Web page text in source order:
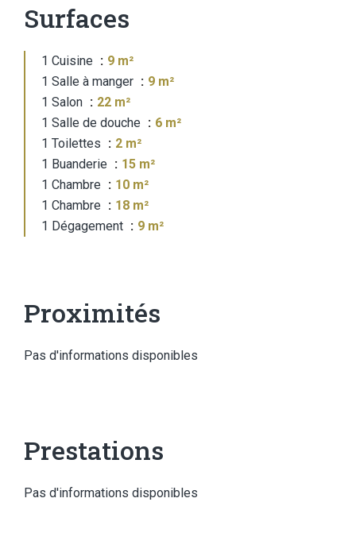
Surfaces
1 Cuisine
9 m²
1 Salle à manger
9 m²
1 Salon
22 m²
1 Salle de douche
6 m²
1 Toilettes
2 m²
1 Buanderie
15 m²
1 Chambre
10 m²
1 Chambre
18 m²
1 Dégagement
9 m²
Proximités
Pas d'informations disponibles
Prestations
Pas d'informations disponibles